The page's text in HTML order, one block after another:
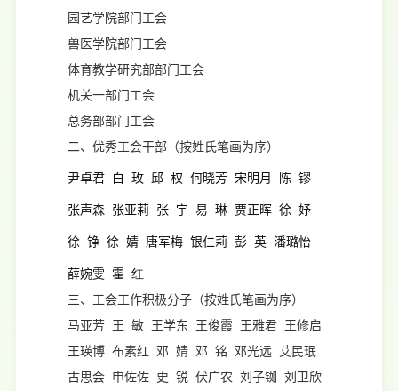
园艺学院部门工会
兽医学院部门工会
体育教学研究部部门工会
机关一部门工会
总务部部门工会
二、优秀工会干部（按姓氏笔画为序）
尹卓君 白 玫 邱 权 何晓芳 宋明月 陈 镠
张声森 张亚莉 张 宇 易 琳 贾正晖 徐 妤
徐 铮 徐 婧 唐军梅 银仁莉 彭 英 潘璐怡
薛婉雯 霍红
三、工会工作积极分子（按姓氏笔画为序）
马亚芳 王 敏 王学东 王俊霞 王雅君 王修启
王瑛博 布素红 邓 婧 邓 铭 邓光远 艾民珉
古思会 申佐佐 史 锐 伏广农 刘子铷 刘卫欣